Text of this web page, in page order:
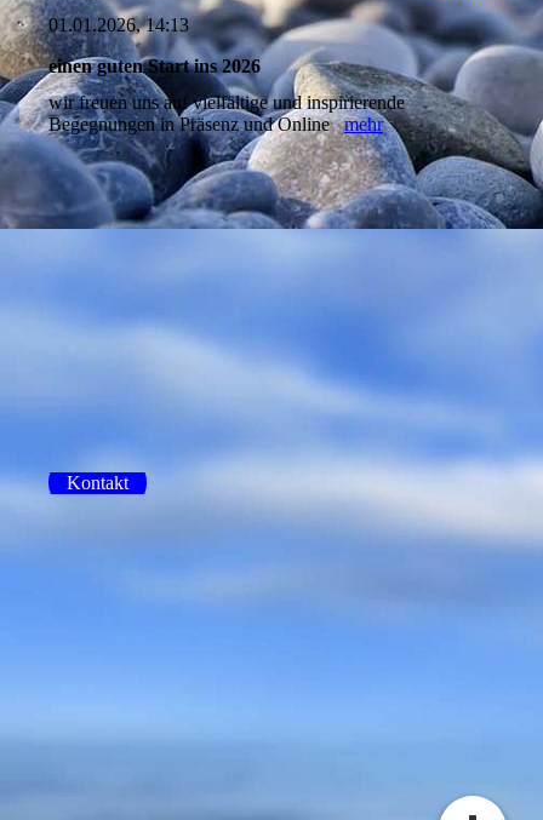
01.01.2026, 14:13
einen guten Start ins 2026
wir freuen uns auf vielfältige und inspirierende
Begegnungen in Präsenz und Onlinemehr
Kontakt